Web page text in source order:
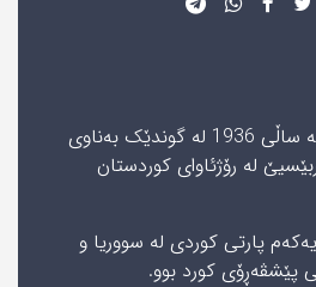
حەمید حاجی دەروێش لە ساڵی 1936 لە گوندێک بەناوی
له‌ رۆژئاوای‌ كوردستان
پارتی كوردی لە سووریا و
پێشڤەڕۆی كورد بوو.